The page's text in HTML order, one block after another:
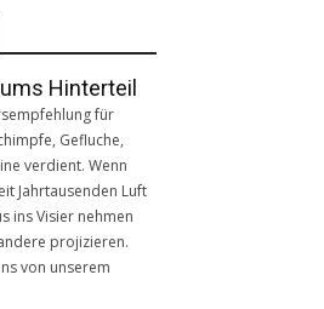
Hinterteil
für
Gefluche,
verdient. Wenn
Jahrtausenden Luft
ins Visier nehmen
projizieren.
von unserem